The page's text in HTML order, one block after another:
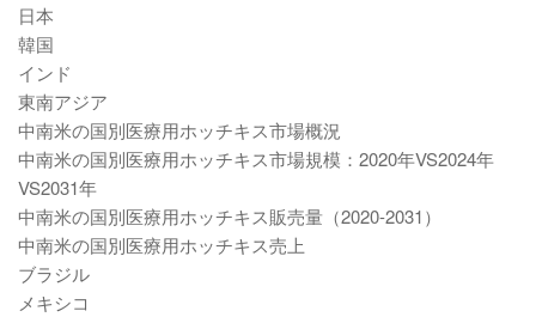
日本
韓国
インド
東南アジア
中南米の国別医療用ホッチキス市場概況
中南米の国別医療用ホッチキス市場規模：2020年VS2024年
VS2031年
中南米の国別医療用ホッチキス販売量（2020-2031）
中南米の国別医療用ホッチキス売上
ブラジル
メキシコ